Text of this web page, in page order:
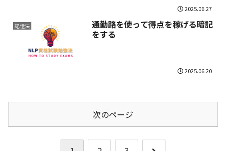
2025.06.27
記憶法
通勤路を使って得点を稼げる暗記
をする
2025.06.20
次のページ